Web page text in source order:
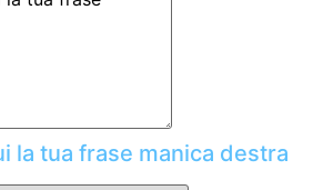
la tua frase manica destra